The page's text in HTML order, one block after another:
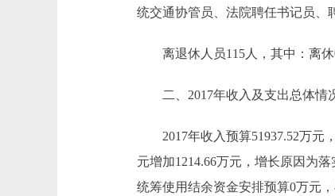
统交通协管员、法院聘任书记员、
离退休人员115人，其中：离休0
二、2017年收入及支出总体情
2017年收入预算51937.52万元，
元增加1214.66万元，增长原因为
统筹使用结余资金安排预算0万元